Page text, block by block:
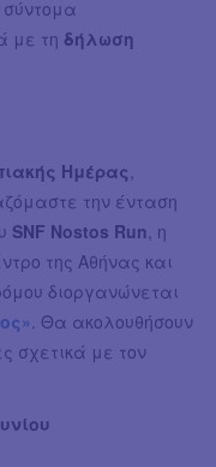
με τη δήλωση
Ημέρας
την ένταση
SNF Nostos Run , η
της Αθήνας και
διοργανώνεται
. Θα ακολουθήσουν
σχετικά με τον